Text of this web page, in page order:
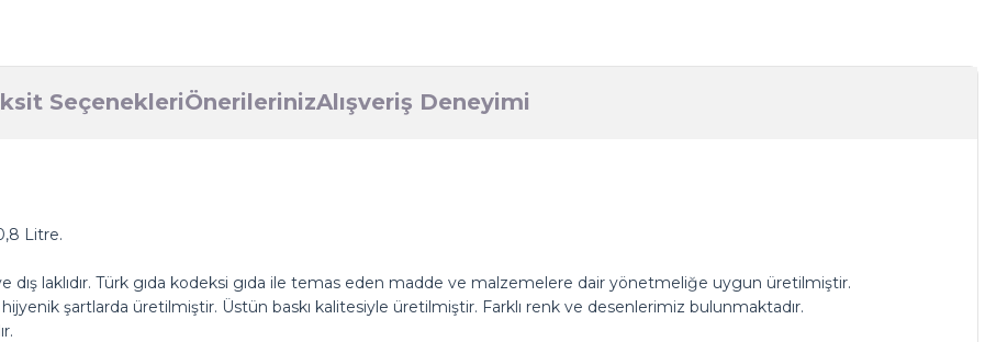
SeçenekleriÖnerilerinizAlışveriş Deneyimi
Litre.
dış laklıdır. Türk gıda kodeksi gıda ile temas eden madde ve malzemelere dair yönetmeliğe uygun üretilmiştir.
şartlarda üretilmiştir. Üstün baskı kalitesiyle üretilmiştir. Farklı renk ve desenlerimiz bulunmaktadır.